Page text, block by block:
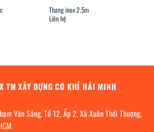
Thang inox 2.5m
Liên hệ
TM XÂY DỰNG CƠ KHÍ HẢI MINH
Văn Sáng, Tổ 12, Ấp 2, Xã Xuân Thới Thượng,